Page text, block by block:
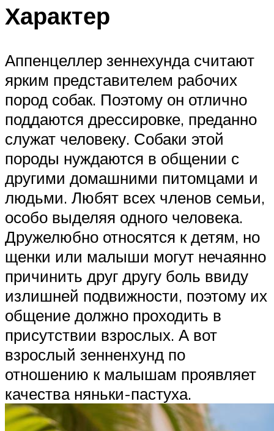
Характер
Аппенцеллер зеннехунда считают
ярким представителем рабочих
пород собак. Поэтому он отлично
поддаются дрессировке, преданно
служат человеку. Собаки этой
породы нуждаются в общении с
другими домашними питомцами и
людьми. Любят всех членов семьи,
особо выделяя одного человека.
Дружелюбно относятся к детям, но
щенки или малыши могут нечаянно
причинить друг другу боль ввиду
излишней подвижности, поэтому их
общение должно проходить в
присутствии взрослых. А вот
взрослый зенненхунд по
отношению к малышам проявляет
качества няньки-пастуха.